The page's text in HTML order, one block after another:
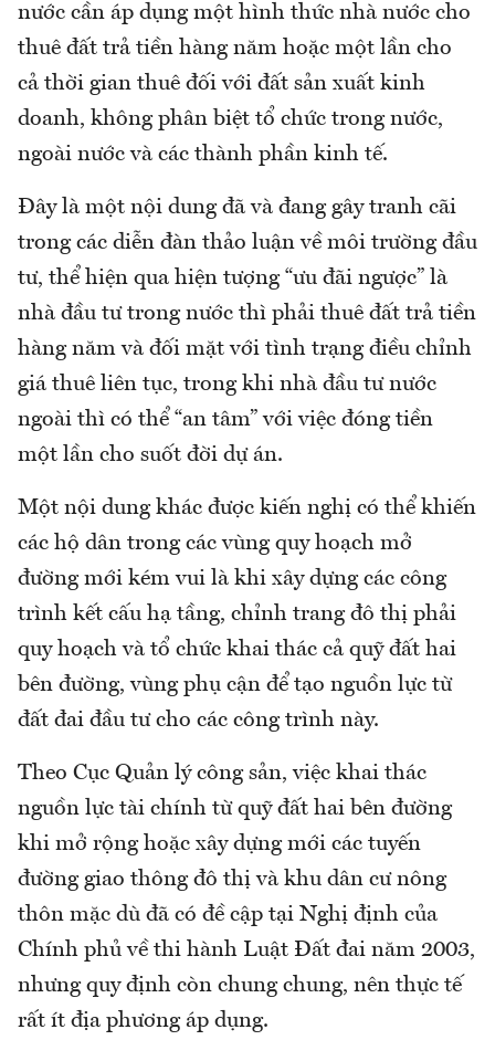
nước cần áp dụng một hình thức nhà nước cho
thuê đất trả tiền hàng năm hoặc một lần cho
cả thời gian thuê đối với đất sản xuất kinh
doanh, không phân biệt tổ chức trong nước,
ngoài nước và các thành phần kinh tế.
Đây là một nội dung đã và đang gây tranh cãi
trong các diễn đàn thảo luận về môi trường đầu
tư, thể hiện qua hiện tượng “ưu đãi ngược” là
nhà đầu tư trong nước thì phải thuê đất trả tiền
hàng năm và đối mặt với tình trạng điều chỉnh
giá thuê liên tục, trong khi nhà đầu tư nước
ngoài thì có thể “an tâm” với việc đóng tiền
một lần cho suốt đời dự án.
Một nội dung khác được kiến nghị có thể khiến
các hộ dân trong các vùng quy hoạch mở
đường mới kém vui là khi xây dựng các công
trình kết cấu hạ tầng, chỉnh trang đô thị phải
quy hoạch và tổ chức khai thác cả quỹ đất hai
bên đường, vùng phụ cận để tạo nguồn lực từ
đất đai đầu tư cho các công trình này.
Theo Cục Quản lý công sản, việc khai thác
nguồn lực tài chính từ quỹ đất hai bên đường
khi mở rộng hoặc xây dựng mới các tuyến
đường giao thông đô thị và khu dân cư nông
thôn mặc dù đã có đề cập tại Nghị định của
Chính phủ về thi hành Luật Đất đai năm 2003,
nhưng quy định còn chung chung, nên thực tế
rất ít địa phương áp dụng.